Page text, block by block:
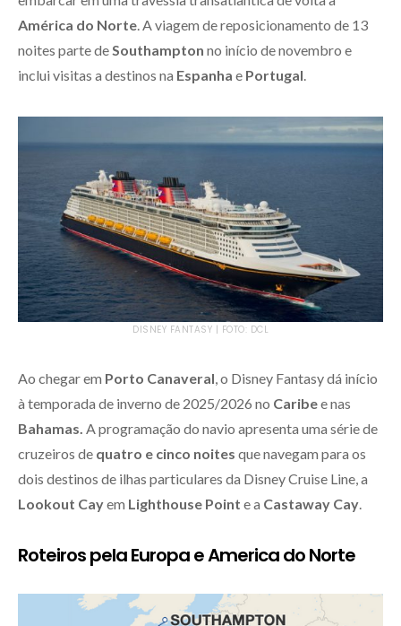
América do Norte . A viagem de reposicionamento de 13
noites parte de Southampton no início de novembro e
inclui visitas a destinos na Espanha e Portugal
DISNEY FANTASY | FOTO: DCL
Ao chegar em Porto Canaveral, o Disney Fantasy dá início
à temporada de inverno de 2025/2026 no Caribee nas
Bahamas. A programação do navio apresenta uma série de
cruzeiros de quatro e cinco noites que navegam para os
dois destinos de ilhas particulares da Disney Cruise Line, a
Lookout Cayem Lighthouse Point e a Castaway Cay.
Roteiros pela Europa e America do Norte